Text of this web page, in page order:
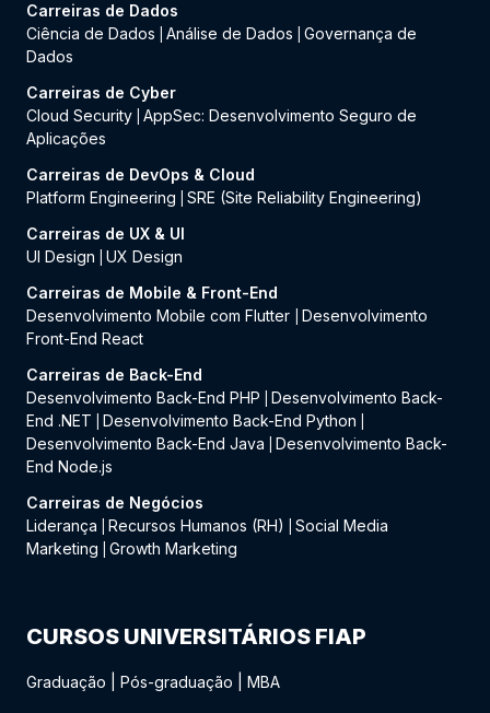
Carreiras de Dados
Ciência de Dados
Análise de Dados
Governança de
Dados
Carreiras de Cyber
Cloud Security AppSec: Desenvolvimento Seguro de
Aplicações
Carreiras de DevOps & Cloud
Platform Engineering
SRE (Site Reliability Engineering)
Carreiras de UX & UI
UI Design
UX Design
Carreiras de Mobile & Front-End
Desenvolvimento Mobile com Flutter
Desenvolvimento
Front-End React
Carreiras de Back-End
Desenvolvimento Back-End PHP
Desenvolvimento Back-
End .NET
Desenvolvimento Back-End Python
Desenvolvimento Back-End Java
Desenvolvimento Back-
End Node.js
Carreiras de Negócios
Liderança
Recursos Humanos (RH)
Social Media
Marketing
Growth Marketing
CURSOS UNIVERSITÁRIOS FIAP
Graduação Pós-graduação MBA